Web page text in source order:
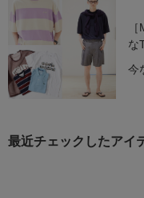
な
今
最近チェックしたアイ